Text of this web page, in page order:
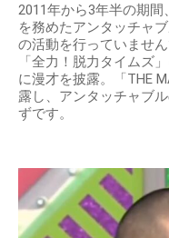
2011年から3年半の期
を務めたアンタッチャ
の活動を行っていませ
「全力！脱力タイムズ
に漫才を披露。「THE
露し、アンタッチャブ
ずです。